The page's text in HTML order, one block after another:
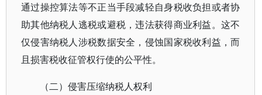
通过操控算法等不正当手段减轻自身税收负担或者协
助其他纳税人逃税或避税，违法获得商业利益。这不
仅侵害纳税人涉税数据安全，侵蚀国家税收利益，而
且损害税收征管权行使的公平性。
（二）侵害压缩纳税人权利